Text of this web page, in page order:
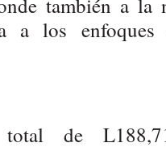
a los
de